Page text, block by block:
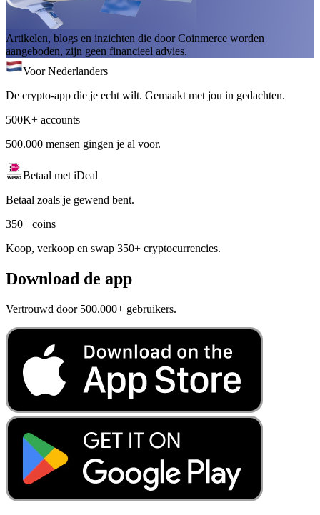
Artikelen, blogs en inzichten die door Coinmerce worden
aangeboden, zijn geen financieel advies.
Voor Nederlanders
De crypto-app die je echt wilt. Gemaakt met jou in gedachten.
500K+ accounts
500.000 mensen gingen je al voor.
Betaal met iDeal
Betaal zoals je gewend bent.
350+ coins
Koop, verkoop en swap 350+ cryptocurrencies.
Download de app
Vertrouwd door 500.000+ gebruikers.